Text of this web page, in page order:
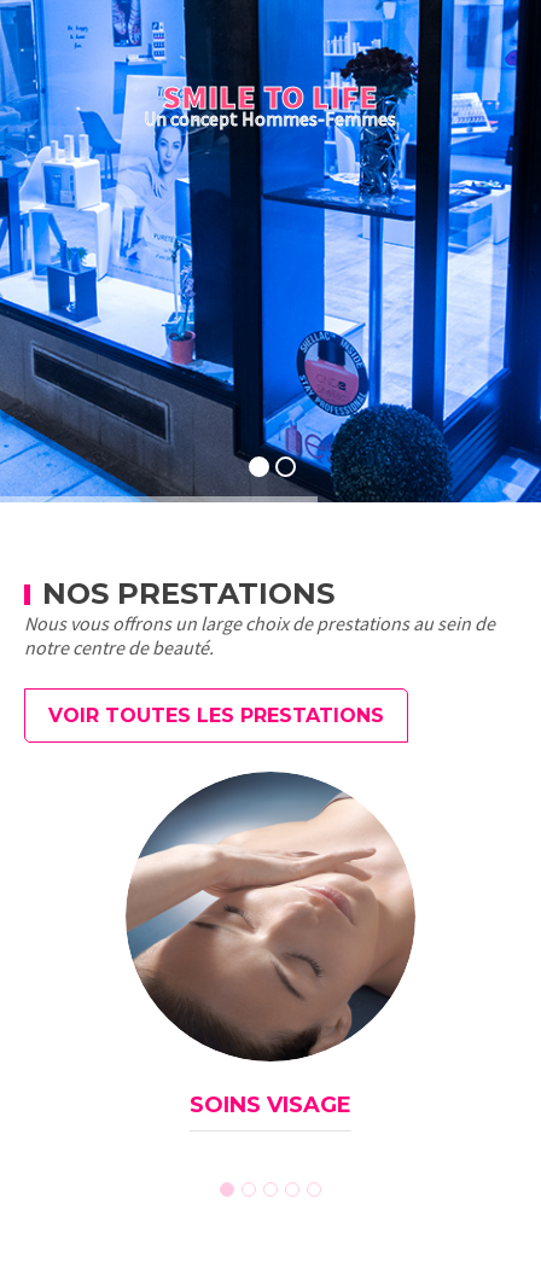
SMILE TO LIFE
Un concept Hommes-Femmes
NOS PRESTATIONS
Nous vous offrons un large choix de prestations au sein de
notre centre de beauté.
VOIR TOUTES LES PRESTATIONS
SOINS VISAGE